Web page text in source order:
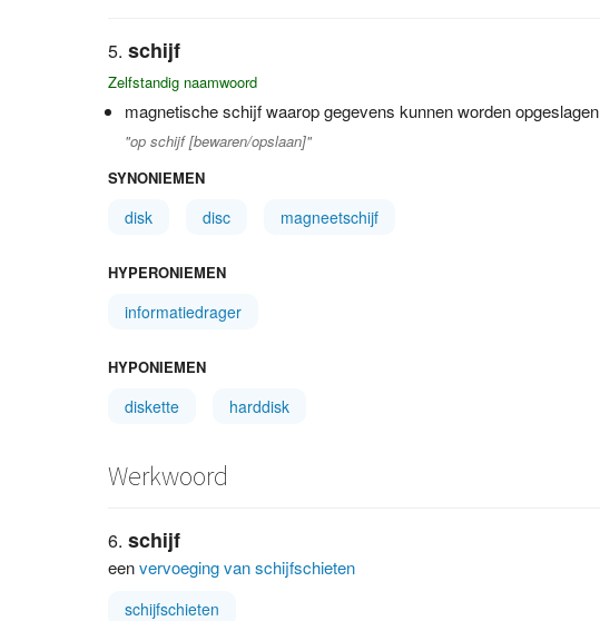
schijf
Zelfstandig naamwoord
magnetische schijf waarop gegevens kunnen worden opgeslagen
"op schijf [bewaren/opslaan]"
SYNONIEMEN
disk disc magneetschijf
HYPERONIEMEN
informatiedrager
HYPONIEMEN
diskette harddisk
Werkwoord
schijf
eenvervoeging van schijfschieten
schijfschieten